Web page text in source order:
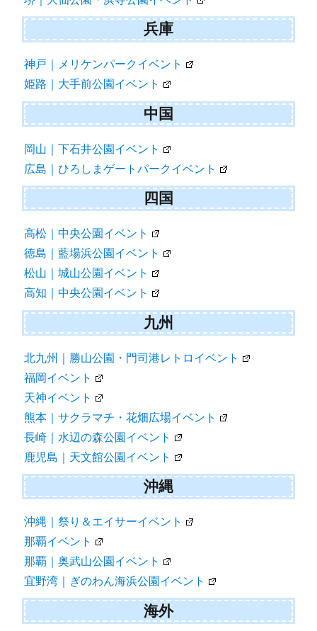
兵庫
神戸｜メリケンパークイベント
姫路｜大手前公園イベント
中国
岡山｜下石井公園イベント
広島｜ひろしまゲートパークイベント
四国
高松｜中央公園イベント
徳島｜藍場浜公園イベント
松山｜城山公園イベント
高知｜中央公園イベント
九州
北九州｜勝山公園・門司港レトロイベント
福岡イベント
天神イベント
熊本｜サクラマチ・花畑広場イベント
長崎｜水辺の森公園イベント
鹿児島｜天文館公園イベント
沖縄
沖縄｜祭り＆エイサーイベント
那覇イベント
那覇｜奥武山公園イベント
宜野湾｜ぎのわん海浜公園イベント
海外